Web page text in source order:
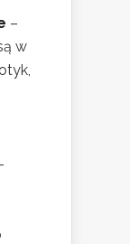
–
w